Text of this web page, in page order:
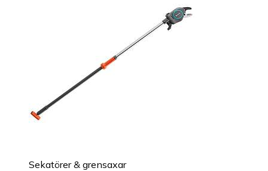
Sekatörer & grensaxar